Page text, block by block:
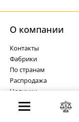
О компании
Контакты
Фабрики
По странам
Распродажа
Новинки
Акции
Карта сайта